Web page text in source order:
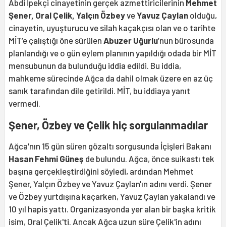
Abdi İpekçi cinayetinin gerçek azmettiricilerinin Mehmet
Şener, Oral Çelik, Yalçın ÖzbeyveYavuz Çaylan olduğu,
cinayetin, uyuşturucu ve silah kaçakçısı olan ve o tarihte
MİT’e çalıştığı öne sürülen Abuzer Uğurlu’nun bürosunda
planlandığı ve o gün eylem planının yapıldığı odada bir MİT
mensubunun da bulunduğu iddia edildi. Bu iddia,
mahkeme sürecinde Ağca da dahil olmak üzere en az üç
sanık tarafından dile getirildi. MİT, bu iddiaya yanıt
vermedi.
Şener, Özbey ve Çelik hiç sorgulanmadılar
Ağca'nın 15 gün süren gözaltı sorgusunda İçişleri Bakanı
Hasan Fehmi Güneş de bulundu. Ağca, önce suikastı tek
başına gerçekleştirdiğini söyledi, ardından Mehmet
Şener, Yalçın Özbey ve Yavuz Çaylan'ın adını verdi. Şener
ve Özbey yurtdışına kaçarken, Yavuz Çaylan yakalandı ve
10 yıl hapis yattı. Organizasyonda yer alan bir başka kritik
isim, Oral Çelik'ti. Ancak Ağca uzun süre Çelik'in adını